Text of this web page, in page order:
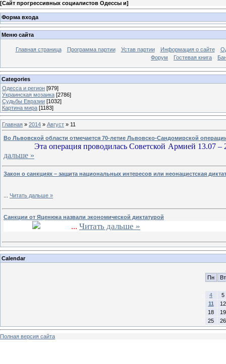
[Сайт прогрессивных социалистов Одессы и]
Форма входа
Меню сайта
Главная страница Программа партии Устав партии Информация о сайте
Форум
Гостевая книга
Categories
Одесса и регион [979]
Украинская мозаика [2786]
Судьбы Евразии [1032]
Картина мира [1183]
Главная » 2014 » Август » 11
Во Львовской области отмечается 70-летие Львовско-Сандомирской
Эта операция проводилась Советской Армией 13.07
дальше »
Закон о санкциях – защита национальных интересов или неонацистская
Читать дальше »
Санкции от Яценюка назвали экономической диктатурой
... Читать дальше »
Calendar
Пн
Вт
4
5
11
12
18
19
25
26
Полная версия сайта